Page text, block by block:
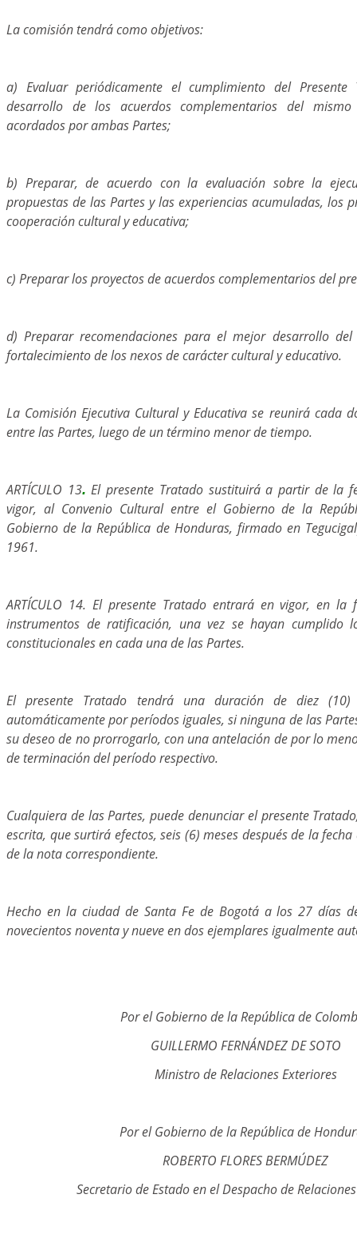
La comisión tendrá como objetivos:
a) Evaluar periódicamente el cumplimiento del
desarrollo de los acuerdos complementarios del
acordados por ambas Partes;
b) Preparar, de acuerdo con la evaluación sobre la
propuestas de las Partes y las experiencias acumuladas, los
cooperación cultural y educativa;
c) Preparar los proyectos de acuerdos complementarios del
d) Preparar recomendaciones para el mejor desarrollo
fortalecimiento de los nexos de carácter cultural y educativo.
La Comisión Ejecutiva Cultural y Educativa se reunirá cada
entre las Partes, luego de un término menor de tiempo.
ARTÍCULO 13. El presente Tratado sustituirá a partir de la
vigor, al Convenio Cultural entre el Gobierno de la
Gobierno de la República de Honduras, firmado en
1961.
ARTÍCULO 14. El presente Tratado entrará en vigor, en
instrumentos de ratificación, una vez se hayan cumplido
constitucionales en cada una de las Partes.
El presente Tratado tendrá una duración de diez
automáticamente por períodos iguales, si ninguna de las
su deseo de no prorrogarlo, con una antelación de por lo
de terminación del período respectivo.
Cualquiera de las Partes, puede denunciar el presente
escrita, que surtirá efectos, seis (6) meses después de la
de la nota correspondiente.
Hecho en la ciudad de Santa Fe de Bogotá a los 27 días
novecientos noventa y nueve en dos ejemplares igualmente
Por el Gobierno de la República de
GUILLERMO FERNÁNDEZ DE SOTO
Ministro de Relaciones Exteriores
Por el Gobierno de la República de
ROBERTO FLORES BERMÚDEZ
Secretario de Estado en el Despacho de